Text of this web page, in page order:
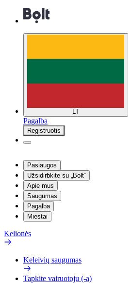
LT
Pagalba
Registruotis
Paslaugos
Užsidirbkite su „Bolt“
Apie mus
Saugumas
Pagalba
Miestai
Kelionės
Keleivių saugumas
Tapkite vairuotoju (-a)